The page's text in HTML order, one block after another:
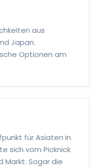
aus
Japan.
Optionen am
für Asiaten in
sich vom Picknick
Sogar die